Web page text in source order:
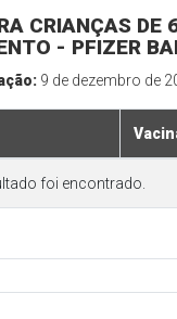
CRIANÇAS
- PFIZER
9 de dezembro de
foi encontrado.